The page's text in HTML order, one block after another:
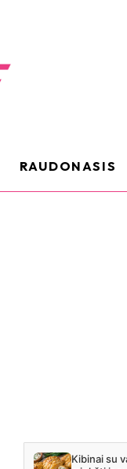
RAUDONASIS